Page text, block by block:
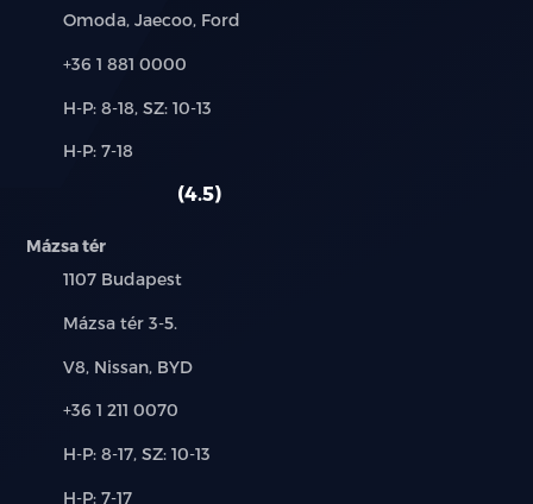
menetfény
rádió
sávtartó rendszer
színezett üveg
Márkák:
Omoda, Jaecoo, Ford
Telefon:
+36 1 881 0000
Új-
használt
H-P: 8-18, SZ: 10-13
Alkatrész,
H-P: 7-18
4.5
Mázsa tér
Település:
1107 Budapest
Cím:
Mázsa tér 3-5.
Márkák:
V8, Nissan, BYD
Telefon:
+36 1 211 0070
Új-
H-P: 8-17, SZ: 10-13
Alkatrész,
H-P: 7-17